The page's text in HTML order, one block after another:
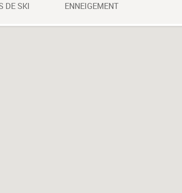
DE SKI ENNEIGEMENT